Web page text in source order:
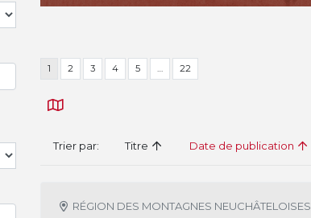
1 2 3 4 5 22
Trier par: Titre Date de publication
RÉGION DES MONTAGNES NEUCHÂTELOISES